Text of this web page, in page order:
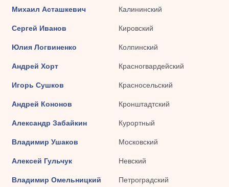
Михаил Асташкевич Калининский
Сергей Иванов Кировский
Юлия Логвиненко Колпинский
Андрей Хорт Красногвардейский
Игорь Сушков Красносельский
Андрей Кононов Кронштадтский
Александр Забайкин Курортный
Владимир Ушаков Московский
Алексей Гульчук Невский
Владимир Омельницкий Петроградский